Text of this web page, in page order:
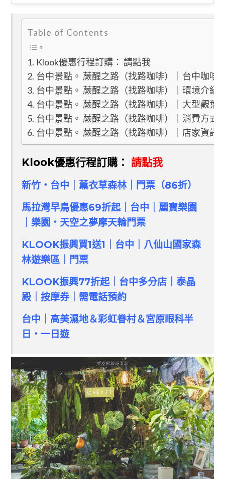
Table of Contents
Klook優惠行程訂購： 請點我
台中景點。 蕨醒之路（找路咖啡）｜台中咖啡
台中景點。 蕨醒之路（找路咖啡）｜環境介紹
台中景點。 蕨醒之路（找路咖啡）｜大型觀葉
台中景點。 蕨醒之路（找路咖啡）｜消費方式
台中景點。 蕨醒之路（找路咖啡）｜店家資訊
Klook優惠行程訂購： 請點我
新竹・台中｜薰衣草森林｜門票（86折）
馬拉灣早鳥優惠69折起｜台中｜麗寶樂園
｜樂園・天空之夢摩天輪門票
KLOOK振興買1送1｜台中｜八仙山國家森
林遊樂區｜門票
KLOOK振興77折起｜台中多分店｜泰晶
殿｜按摩券｜需電話預約
台中｜高美濕地＆彩虹眷村＆宮原眼科半
日・一日遊